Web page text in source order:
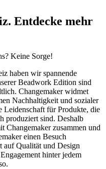
Entdecke mehr
Keine Sorge!
haben wir spannende
Beadwork Edition sind
Changemaker widmet
Nachhaltigkeit und sozialer
Leidenschaft für Produkte, die
produziert sind. Deshalb
Changemaker zusammen und
einen Besuch
auf Qualität und Design
hinter jedem